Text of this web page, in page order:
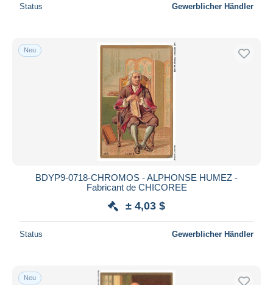
Status Gewerblicher Händler
Neu
BDYP9-0718-CHROMOS - ALPHONSE HUMEZ -
Fabricant de CHICOREE
± 4,03 $
Status Gewerblicher Händler
Neu